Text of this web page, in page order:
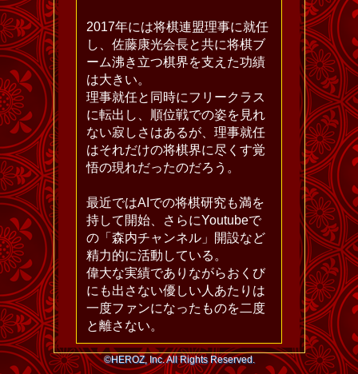
2017年には将棋連盟理事に就任
し、佐藤康光会長と共に将棋ブ
ーム沸き立つ棋界を支えた功績
は大きい。
理事就任と同時にフリークラス
に転出し、順位戦での姿を見れ
ない寂しさはあるが、理事就任
はそれだけの将棋界に尽くす覚
悟の現れだったのだろう。
最近ではAIでの将棋研究も満を
持して開始、さらにYoutubeで
の「森内チャンネル」開設など
精力的に活動している。
偉大な実績でありながらおくび
にも出さない優しい人あたりは
一度ファンになったものを二度
と離さない。
©HEROZ, Inc. All Rights Reserved.